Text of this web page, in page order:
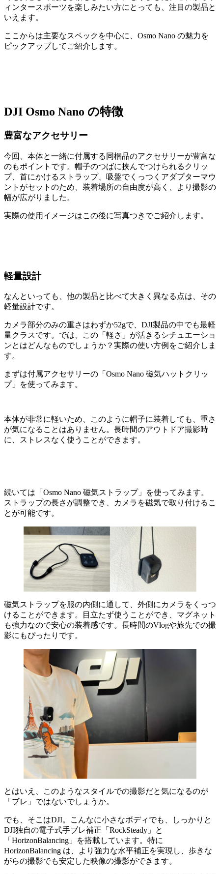
ィンタースポーツを楽しみたい方にとっても、注目の製品と
いえます。
ここからは主要なスペックを中心に、Osmo Nano の魅力を
ピックアップしてご紹介します。
DJI Osmo Nano の特徴
豊富なアクセサリー
今回、本体と一緒に付属する同梱品のアクセサリーが豊富な
のもポイントです。帽子のつばに挟んでつけられるクリッ
プ、首にかけるストラップ、吸盤でくっつくアダプターマウ
ントがセットのため、装着場所の自由度が高く、より撮影の
幅が広がりました。
実際の使用イメージはこの後に写真つきでご紹介します。
軽量設計
なんといっても、他の製品と比べて大きく異なる点は、その
軽量設計です。
カメラ部分のみの重さはわずか52gで、DJI製品の中でも最軽
量クラスです。では、この「軽さ」が活きるシチュエーショ
ンとはどんなものでしょうか？実際の使い方例をご紹介しま
す。
まずは付属アクセサリーの「Osmo Nano 磁気ハットクリッ
プ」を使ってみます。
本体が非常に軽いため、このように帽子に装着しても、重さ
が気になることはありません。長時間のアウトドア撮影時
に、ストレスなく使うことができます。
続いては「Osmo Nano 磁気ストラップ」を使ってみます。
ストラップの長さが調整でき、カメラを磁気で取り付けるこ
とが可能です。
磁気ストラップを服の内側に通して、外側にカメラをくっつ
けることができます。目立たず使うことができ、マグネット
も強力なので安心の装着感です。長時間のVlogや旅先での撮
影にもぴったりです。
とはいえ、このようなスタイルでの撮影だと気になるのが
「ブレ」ではないでしょうか。
でも、そこはDJI。こんなに小さなボディでも、しっかりと
DJI独自の電子式手ブレ補正「RockSteady」と
「HorizonBalancing」を搭載しています。特に
HorizonBalancing は、より強力な水平補正を実現し、歩きな
がらの撮影でも安定した映像の撮影ができます。